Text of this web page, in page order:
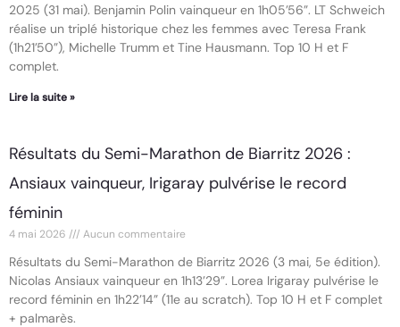
2025 (31 mai). Benjamin Polin vainqueur en 1h05’56”. LT Schweich
réalise un triplé historique chez les femmes avec Teresa Frank
(1h21’50”), Michelle Trumm et Tine Hausmann. Top 10 H et F
complet.
Lire la suite »
Résultats du Semi-Marathon de Biarritz 2026 :
Ansiaux vainqueur, Irigaray pulvérise le record
féminin
4 mai 2026 Aucun commentaire
Résultats du Semi-Marathon de Biarritz 2026 (3 mai, 5e édition).
Nicolas Ansiaux vainqueur en 1h13’29”. Lorea Irigaray pulvérise le
record féminin en 1h22’14” (11e au scratch). Top 10 H et F complet
+ palmarès.